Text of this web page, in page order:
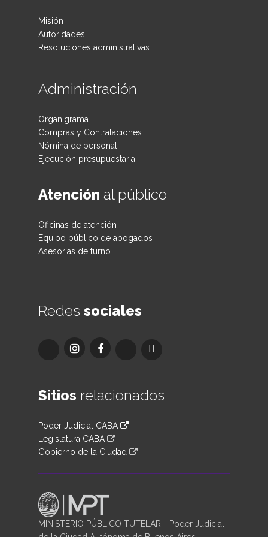
Misión
Autoridades
Resoluciones administrativas
Administración
Organigrama
Compras y Contrataciones
Nómina de personal
Ejecución presupuestaria
Atención al público
Oficinas de atención
Equipo público de abogados
Asesorías de turno
Redes sociales
Sitios relacionados
Poder Judicial CABA
Legislatura CABA
Gobierno de la Ciudad
MINISTERIO PÚBLICO TUTELAR - Poder Judicial